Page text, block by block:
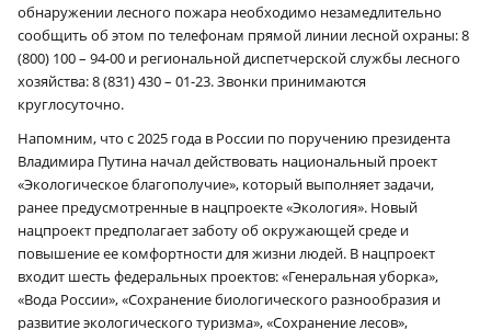
обнаружении лесного пожара необходимо незамедлительно
сообщить об этом по телефонам прямой линии лесной охраны: 8
(800) 100 – 94-00 и региональной диспетчерской службы лесного
хозяйства: 8 (831) 430 – 01-23. Звонки принимаются
круглосуточно.
Напомним, что с 2025 года в России по поручению президента
Владимира Путина начал действовать национальный проект
«Экологическое благополучие», который выполняет задачи,
ранее предусмотренные в нацпроекте «Экология». Новый
нацпроект предполагает заботу об окружающей среде и
повышение ее комфортности для жизни людей. В нацпроект
входит шесть федеральных проектов: «Генеральная уборка»,
«Вода России», «Сохранение биологического разнообразия и
развитие экологического туризма», «Сохранение лесов»,